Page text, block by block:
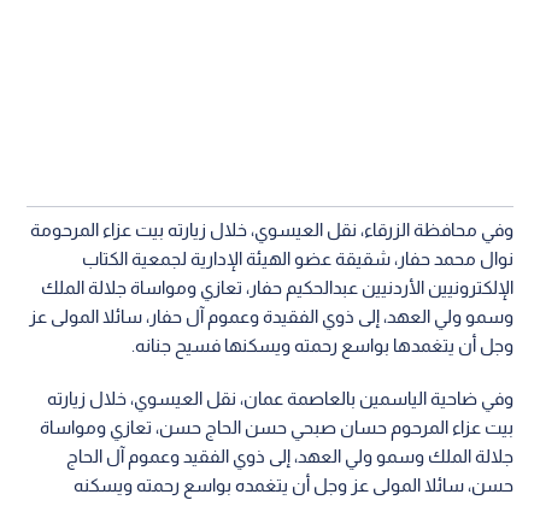
وفي محافظة الزرقاء، نقل العيسوي، خلال زيارته بيت عزاء المرحومة
نوال محمد حفار، شقيقة عضو الهيئة الإدارية لجمعية الكتاب
الإلكترونيين الأردنيين عبدالحكيم حفار، تعازي ومواساة جلالة الملك
وسمو ولي العهد، إلى ذوي الفقيدة وعموم آل حفار، سائلا المولى عز
وجل أن يتغمدها بواسع رحمته ويسكنها فسيح جنانه.
وفي ضاحية الياسمين بالعاصمة عمان، نقل العيسوي، خلال زيارته
بيت عزاء المرحوم حسان صبحي حسن الحاج حسن، تعازي ومواساة
جلالة الملك وسمو ولي العهد، إلى ذوي الفقيد وعموم آل الحاج
حسن، سائلا المولى عز وجل أن يتغمده بواسع رحمته ويسكنه